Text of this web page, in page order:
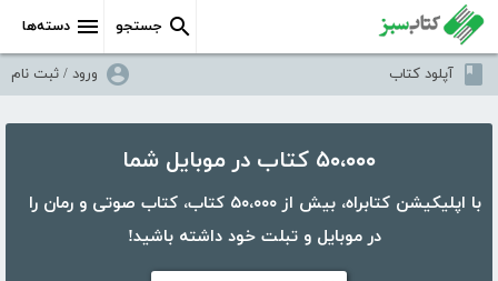
دسته‌ها جستجو
آپلود کتاب ورود / ثبت نام
۵۰،۰۰۰ کتاب در موبایل شما
با اپلیکیشن کتابراه، بیش از ۵۰،۰۰۰ کتاب، کتاب صوتی و رمان را
در موبایل و تبلت خود داشته باشید!